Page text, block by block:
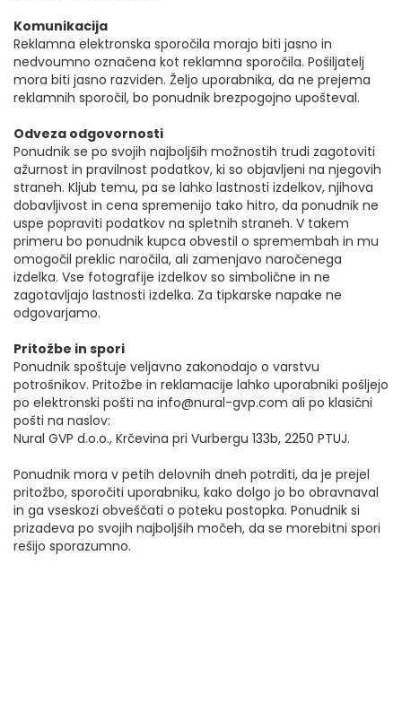
Komunikacija
Reklamna elektronska sporočila morajo biti jasno in
nedvoumno označena kot reklamna sporočila. Pošiljatelj
mora biti jasno razviden. Željo uporabnika, da ne prejema
reklamnih sporočil, bo ponudnik brezpogojno upošteval.
Odveza odgovornosti
Ponudnik se po svojih najboljših možnostih trudi zagotoviti
ažurnost in pravilnost podatkov, ki so objavljeni na njegovih
straneh. Kljub temu, pa se lahko lastnosti izdelkov, njihova
dobavljivost in cena spremenijo tako hitro, da ponudnik ne
uspe popraviti podatkov na spletnih straneh. V takem
primeru bo ponudnik kupca obvestil o spremembah in mu
omogočil preklic naročila, ali zamenjavo naročenega
izdelka. Vse fotografije izdelkov so simbolične in ne
zagotavljajo lastnosti izdelka. Za tipkarske napake ne
odgovarjamo.
Pritožbe in spori
Ponudnik spoštuje veljavno zakonodajo o varstvu
potrošnikov. Pritožbe in reklamacije lahko uporabniki pošljejo
po elektronski pošti na info@nural-gvp.com ali po klasični
pošti na naslov:
Nural GVP d.o.o., Krčevina pri Vurbergu 133b, 2250 PTUJ.
Ponudnik mora v petih delovnih dneh potrditi, da je prejel
pritožbo, sporočiti uporabniku, kako dolgo jo bo obravnaval
in ga vseskozi obveščati o poteku postopka. Ponudnik si
prizadeva po svojih najboljših močeh, da se morebitni spori
rešijo sporazumno.